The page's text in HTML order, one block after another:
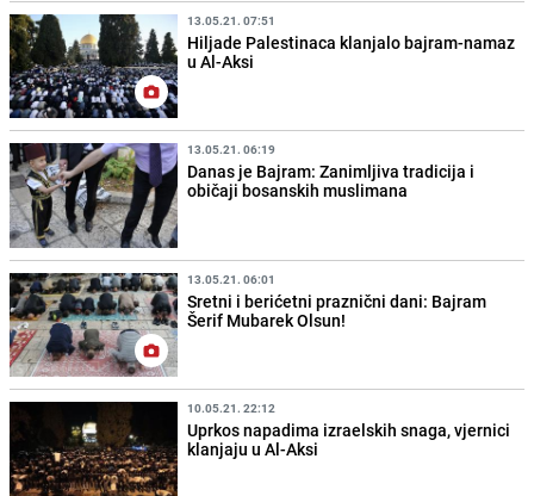
13.05.21. 07:51
Hiljade Palestinaca klanjalo bajram-namaz
u Al-Aksi
13.05.21. 06:19
Danas je Bajram: Zanimljiva tradicija i
običaji bosanskih muslimana
13.05.21. 06:01
Sretni i berićetni praznični dani: Bajram
Šerif Mubarek Olsun!
10.05.21. 22:12
Uprkos napadima izraelskih snaga, vjernici
klanjaju u Al-Aksi